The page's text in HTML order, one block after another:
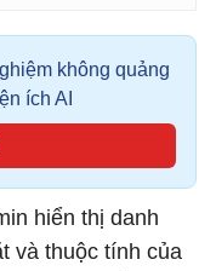
không quảng
ích AI
hiển thị danh
và thuộc tính của